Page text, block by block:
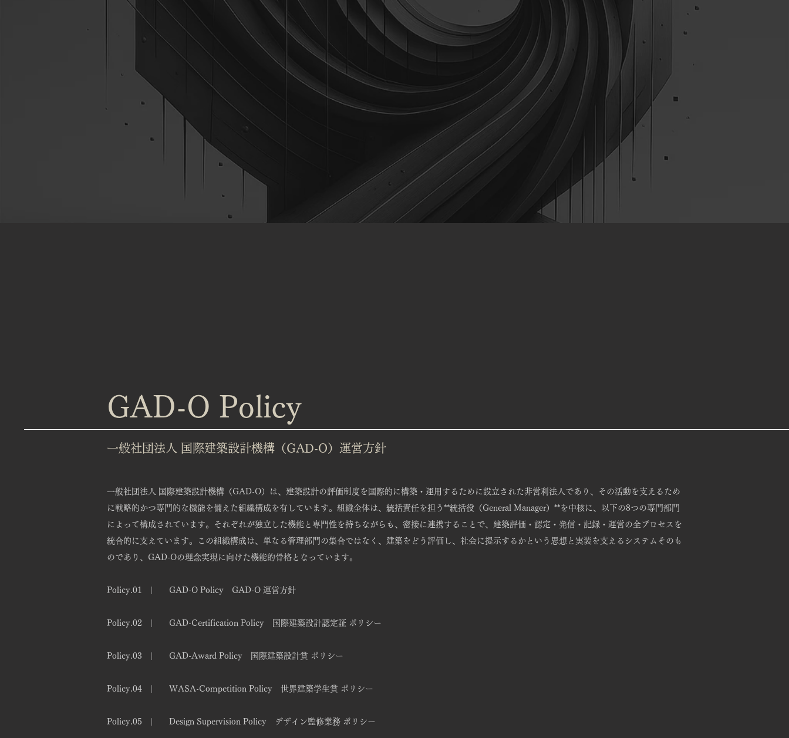
GAD-O Policy
一般社団法人 国際建築設計機構（GAD-O）運営方針
一般社団法人 国際建築設計機構（GAD-O）は、建築設計の評価制度を国際的に構築・運用するために設立された非営利法人であり、その活動を支えるため
に戦略的かつ専門的な機能を備えた組織構成を有しています。組織全体は、統括責任を担う**統括役（General Manager）**を中核に、以下の8つの専門部門
によって構成されています。それぞれが独立した機能と専門性を持ちながらも、密接に連携することで、建築評価・認定・発信・記録・運営の全プロセスを
統合的に支えています。この組織構成は、単なる管理部門の集合ではなく、建築をどう評価し、社会に提示するかという思想と実装を支えるシステムそのも
のであり、GAD-Oの理念実現に向けた機能的骨格となっています。
Policy.01 | GAD-O Policy GAD-O 運営方針
Policy.02 | GAD-Certification Policy 国際建築設計認定証 ポリシー
Policy.03 | GAD-Award Policy 国際建築設計賞 ポリシー
Policy.04 | WASA-Competition Policy 世界建築学生賞 ポリシー
Policy.05 | Design Supervision Policy デザイン監修業務 ポリシー